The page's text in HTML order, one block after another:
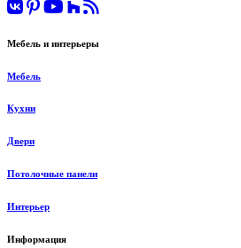
Мебель и интерьеры
Мебель
Кухни
Двери
Потолочные панели
Интерьер
Информация